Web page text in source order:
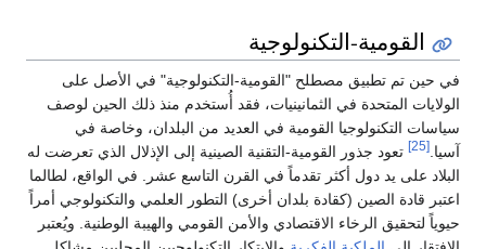
القومية-التكنولوجية
في حين تم تطبيق مصطلح "القومية-التكنولوجية" في الأصل على
الولايات المتحدة في الثمانينيات، فقد أُستخدم منذ ذلك الحين لوصف
سياسات التكنولوجيا القومية في العديد من البلدان، وخاصة في
آسيا.[25]
تعود جذور القومية-التقنية الصينية إلى الإذلال الذي تعرضت له
البلاد على يد دول أكثر تقدماً في القرن التاسع عشر. في الواقع، لطالما
اعتبر قادة الصين (كقادة بلدان أخرى) التطور العلمي والتكنولوجي أمراً
حيوياً لتحقيق الرخاء الاقتصادي والأمن القومي والهيبة الوطنية. ويُعتبر